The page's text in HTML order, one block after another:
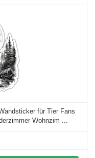
für Tier Fans
Wohnzim ...